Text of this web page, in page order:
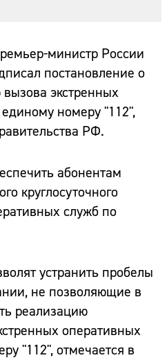
министр России
постановление о
экстренных
номеру "112",
РФ.
абонентам
круглосуточного
служб по
устранить пробелы
не позволяющие в
реализацию
оперативных
"112", отмечается в